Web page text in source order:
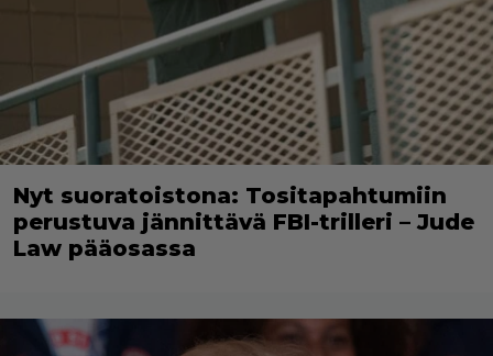
Nyt suoratoistona: Tositapahtumiin
perustuva jännittävä FBI-trilleri – Jude
Law pääosassa